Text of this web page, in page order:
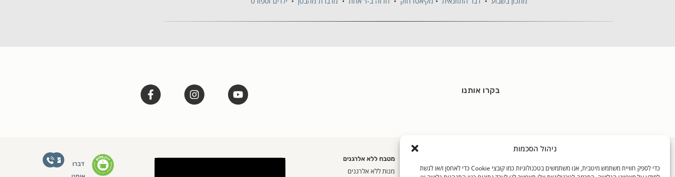
ניהול הסכמות
כדי לספק חוויית משתמש מיטבית, אנו משתמשים בטכנולוגיות כמו קובצי Cookie כדי לאחסן ו/או לגשת
בקרו אותנו
דף הבית מידע על האוכל שלנו דבר התזונאית
מטבח ללא אלרגנים
מנות ללא אלרגנים
דברו